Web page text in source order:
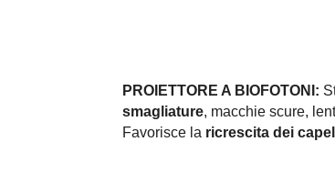
PROIETTORE A BIOFOTONI:
smagliature, macchie scure,
Favorisce la ricrescita dei